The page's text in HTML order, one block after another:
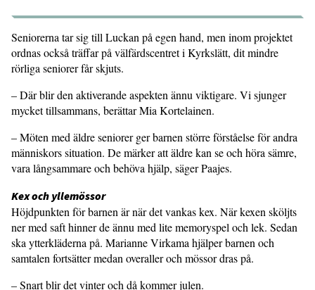
Seniorerna tar sig till Luckan på egen hand, men inom projektet
ordnas också träffar på välfärdscentret i Kyrkslätt, dit mindre
rörliga seniorer får skjuts.
– Där blir den aktiverande aspekten ännu viktigare. Vi sjunger
mycket tillsammans, berättar Mia Kortelainen.
– Möten med äldre seniorer ger barnen större förståelse för andra
människors situation. De märker att äldre kan se och höra sämre,
vara långsammare och behöva hjälp, säger Paajes.
Kex och yllemössor
Höjdpunkten för barnen är när det vankas kex. När kexen sköljts
ner med saft hinner de ännu med lite memoryspel och lek. Sedan
ska ytterkläderna på. Marianne Virkama hjälper barnen och
samtalen fortsätter medan overaller och mössor dras på.
– Snart blir det vinter och då kommer julen.